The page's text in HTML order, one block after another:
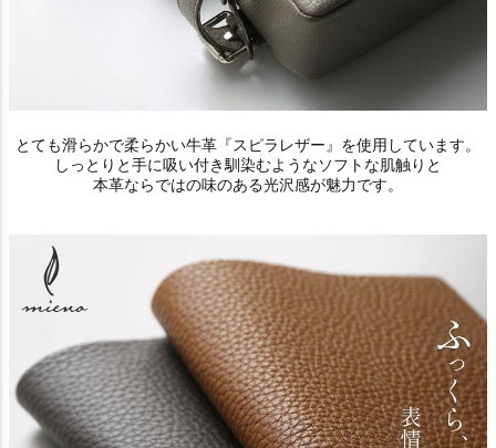
とても滑らかで柔らかい牛革『スピラレザー』を使用しています。
しっとりと手に吸い付き馴染むようなソフトな肌触りと
本革ならではの味のある光沢感が魅力です。